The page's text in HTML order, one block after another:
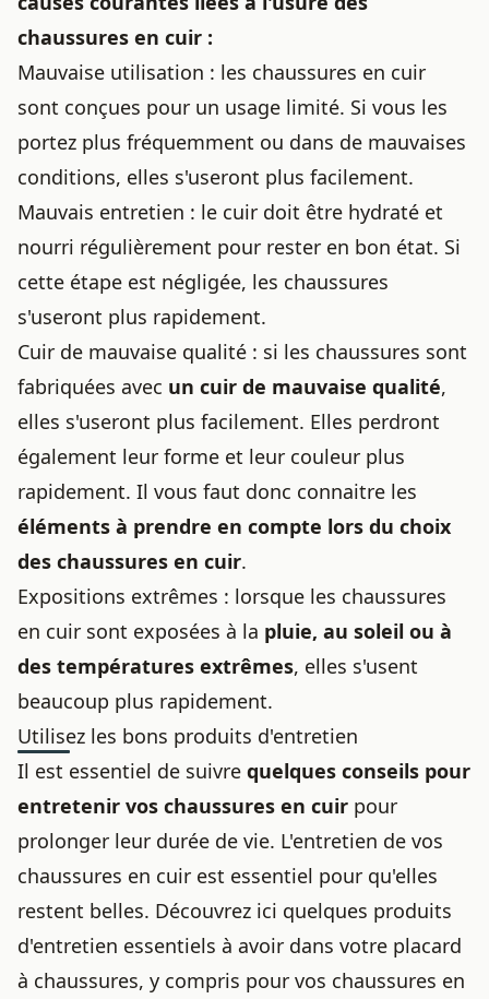
chaussures en cuir :
Mauvaise utilisation : les chaussures en cuir
sont conçues pour un usage limité. Si vous les
portez plus fréquemment ou dans de mauvaises
conditions, elles s'useront plus facilement.
Mauvais entretien : le cuir doit être hydraté et
nourri régulièrement pour rester en bon état. Si
cette étape est négligée, les chaussures
s'useront plus rapidement.
Cuir de mauvaise qualité : si les chaussures sont
fabriquées avec un cuir de mauvaise qualité,
elles s'useront plus facilement. Elles perdront
également leur forme et leur couleur plus
rapidement. Il vous faut donc connaitre les
éléments à prendre en compte lors du choix
des chaussures en cuir.
Expositions extrêmes : lorsque les chaussures
en cuir sont exposées à la pluie, au soleil ou à
des températures extrêmes, elles s'usent
beaucoup plus rapidement.
Utilisez les bons produits d'entretien
Il est essentiel de suivre quelques conseils pour
entretenir vos chaussures en cuir pour
prolonger leur durée de vie. L'entretien de vos
chaussures en cuir est essentiel pour qu'elles
restent belles. Découvrez ici quelques produits
d'entretien essentiels à avoir dans votre placard
à chaussures, y compris pour vos chaussures en